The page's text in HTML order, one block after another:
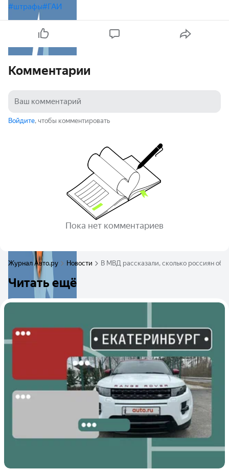
#штрафы#ГАИ
Комментарии
Войдите, чтобы комментировать
Пока нет комментариев
Журнал Авто.ру Новости В МВД рассказали, сколько россиян
Читать ещё